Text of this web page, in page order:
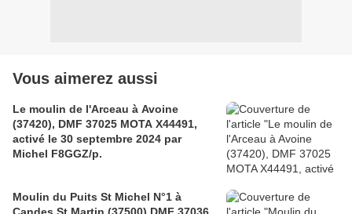
Vous aimerez aussi
Le moulin de l'Arceau à Avoine
(37420), DMF 37025 MOTA X44491,
activé le 30 septembre 2024 par
Michel F8GGZ/p.
Moulin du Puits St Michel N°1 à